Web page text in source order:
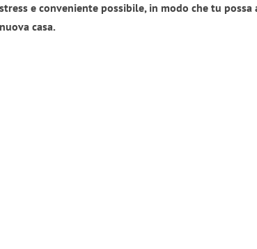
stress e conveniente possibile, in modo che tu
nuova casa.